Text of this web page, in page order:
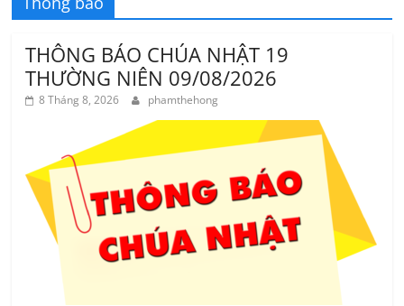
THÔNG BÁO CHÚA NHẬT 19
THƯỜNG NIÊN 09/08/2026
8 Tháng 8, 2026 phamthehong